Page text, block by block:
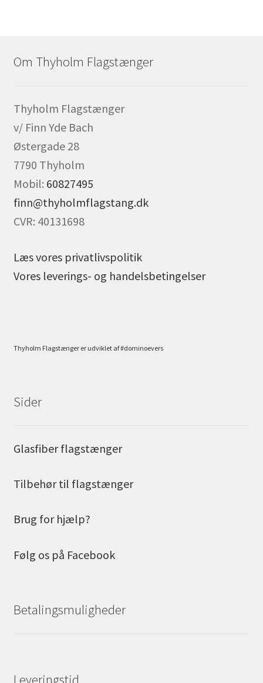
støtte
Om Thyholm Flagstænger
Thyholm Flagstænger
v/ Finn Yde Bach
Østergade 28
7790 Thyholm
Mobil: 60827495
finn@thyholmflagstang.dk
CVR: 40131698
Læs vores privatlivspolitik
Vores leverings- og handelsbetingelser
Thyholm Flagstænger er udviklet af #dominoevers
Sider
Glasfiber flagstænger
Tilbehør til flagstænger
Brug for hjælp?
Følg os på Facebook
Betalingsmuligheder
Leveringstid